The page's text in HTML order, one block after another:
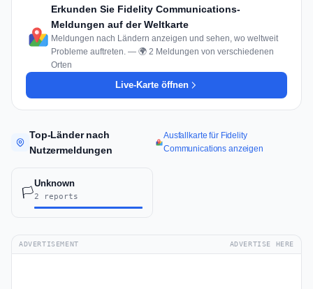
Erkunden Sie Fidelity Communications-
Meldungen auf der Weltkarte
Meldungen nach Ländern anzeigen und sehen, wo weltweit
Probleme auftreten. — 🌍 2 Meldungen von verschiedenen
Orten
Live-Karte öffnen
Top-Länder nach
Nutzermeldungen
Ausfallkarte für Fidelity
Communications anzeigen
🏳️
Unknown
2 reports
ADVERTISEMENT ADVERTISE HERE